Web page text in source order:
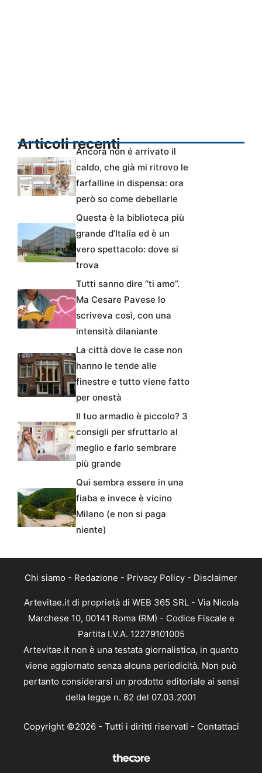
Articoli recentiAncora non é arrivato il
caldo, che già mi ritrovo le
farfalline in dispensa: ora
però so come debellarle
Questa è la biblioteca più
grande d’Italia ed è un
vero spettacolo: dove si
trova
Tutti sanno dire “ti amo”.
Ma Cesare Pavese lo
scriveva così, con una
intensità dilaniante
La città dove le case non
hanno le tende alle
finestre e tutto viene fatto
per onestà
Il tuo armadio è piccolo? 3
consigli per sfruttarlo al
meglio e farlo sembrare
più grande
Qui sembra essere in una
fiaba e invece è vicino
Milano (e non si paga
niente)
Chi siamo - Redazione - Privacy Policy - Disclaimer
Artevitae.it di proprietà di WEB 365 SRL - Via Nicola
Marchese 10, 00141 Roma (RM) - Codice Fiscale e
Partita I.V.A. 12279101005
Artevitae.it non è una testata giornalistica, in quanto
viene aggiornato senza alcuna periodicità. Non può
pertanto considerarsi un prodotto editoriale ai sensi
della legge n. 62 del 07.03.2001
Copyright ©2026 - Tutti i diritti riservati - Contattaci